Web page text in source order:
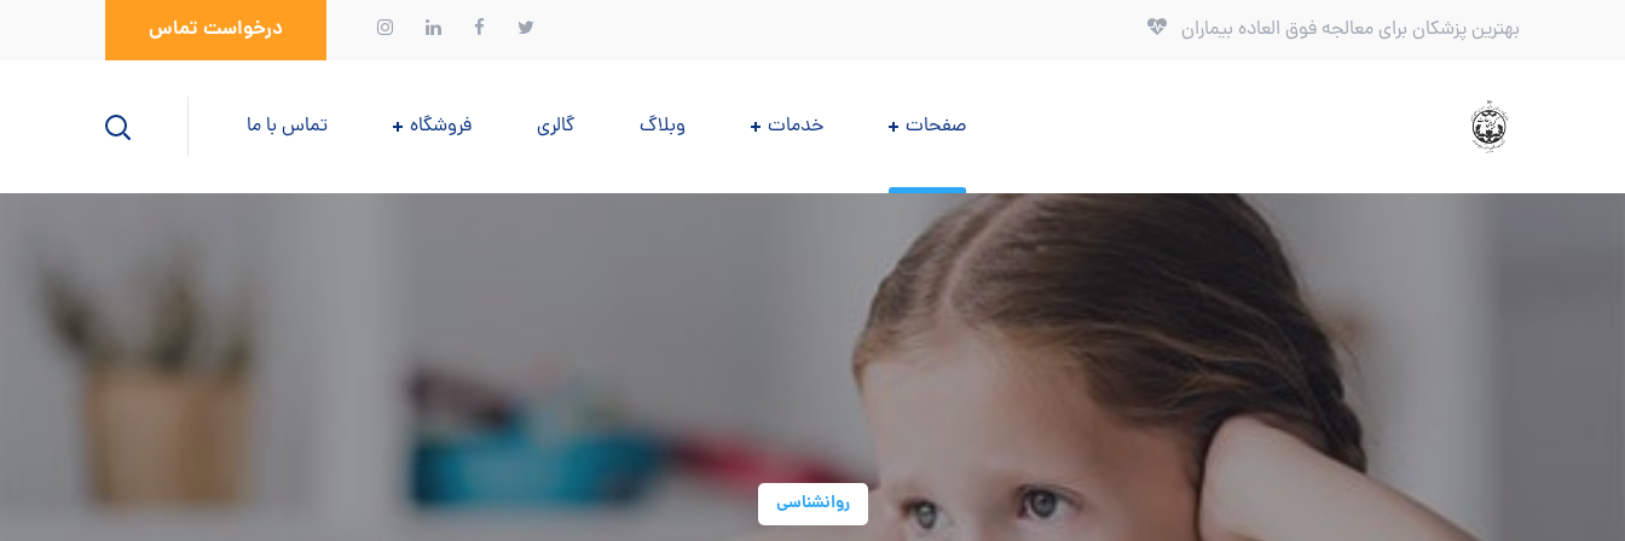
بهترین پزشکان برای معالجه فوق العاده بیماران درخواست تماس
صفحات خدمات وبلاگ گالری فروشگاه تماس با ما
روانشناسی